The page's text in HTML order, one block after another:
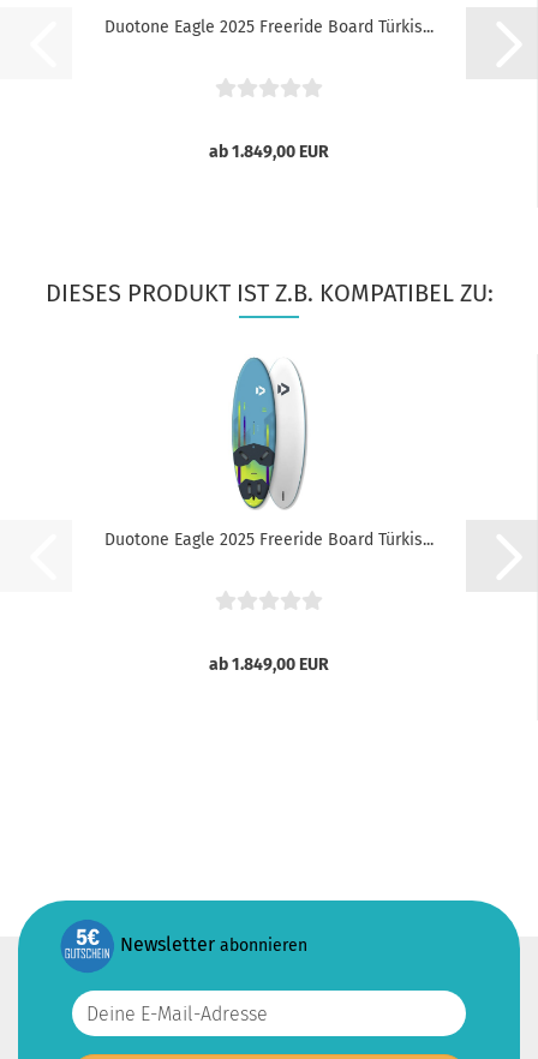
Duotone Eagle 2025 Freeride Board Türkis...
ab 1.849,00 EUR
DIESES PRODUKT IST Z.B. KOMPATIBEL ZU:
Duotone Eagle 2025 Freeride Board Türkis...
ab 1.849,00 EUR
Newsletter abonnieren